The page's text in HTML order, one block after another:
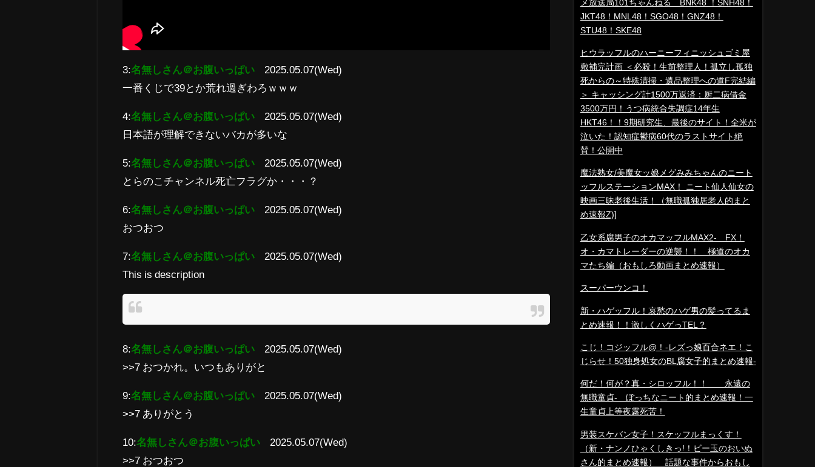
3:名無しさん＠お腹いっぱい
2025.05.07(Wed)
一番くじで39とか荒れ過ぎわろｗｗｗ
4:名無しさん＠お腹いっぱい
2025.05.07(Wed)
日本語が理解できないバカが多いな
5:名無しさん＠お腹いっぱい
2025.05.07(Wed)
とらのこチャンネル死亡フラグか・・・？
6:名無しさん＠お腹いっぱい
2025.05.07(Wed)
おつおつ
7:名無しさん＠お腹いっぱい
2025.05.07(Wed)
This is description
8:名無しさん＠お腹いっぱい
2025.05.07(Wed)
>>7 おつかれ。いつもありがと
9:名無しさん＠お腹いっぱい
2025.05.07(Wed)
>>7 ありがとう
10:名無しさん＠お腹いっぱい
2025.05.07(Wed)
>>7 おつおつ
メ放送局101ちゃんねる BNK48 ！SNH48！
JKT48！MNL48！SGO48！GNZ48！
STU48！SKE48
ヒウラッフルのハーニーフィニッシュゴミ屋
敷補完計画 ＜必殺！生前整理人！孤立し孤独
死からの～特殊清掃・遺品整理への道F完結編
＞ キャッシング計1500万返済：厨二病借金
3500万円！うつ病統合失調症14年生
HKT46！！9期研究生、最後のサイト！全米が
泣いた！認知症鬱病60代のラストサイト絶
賛！公開中
魔法熟女/美魔女ッ娘メグみみちゃんのニート
ッフルステーションMAX！ ニート仙人仙女の
映画三昧老後生活！（無職孤独居老人的まと
め速報Z)]
乙女系腐男子のオカマッフルMAX2- FX！
オ・カマトレーダーの逆襲！！ 極道のオカ
マたち編（おもしろ動画まとめ速報）
スーパーウンコ！
新・ハゲッフル！哀愁のハゲ男の髪ってるま
とめ速報！！激しくハゲっTEL？
こじ！コジッフル@！-レズっ娘百合ネエ！こ
じらせ！50独身処女のBL腐女子的まとめ速報-
何だ！何が？真・シロッフル！！ 永遠の
無職童貞- ぼっちなニート的まとめ速報！一
生童貞上等夜露死苦！
男装スケバン女子！スケッフルまっくす！
（新・ナンノひゃくしきっ!！ビー玉のおいぬ
さん的まとめ速報） 話題な事件からおもし